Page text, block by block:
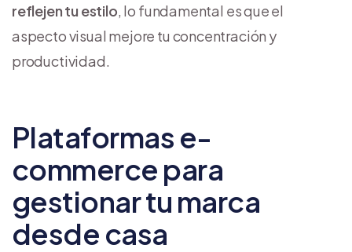
reflejen tu estilo, lo fundamental es que el
aspecto visual mejore tu concentración y
productividad.
Plataformas e-
commerce para
gestionar tu marca
desde casa